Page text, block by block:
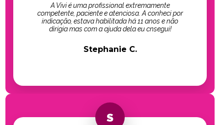
A Vivi é uma profissional extremamente
competente, paciente e atenciosa. A conheci por
indicação, estava habilitada há 11 anos e não
dirigia mas com a ajuda dela eu cnsegui!
Stephanie C.